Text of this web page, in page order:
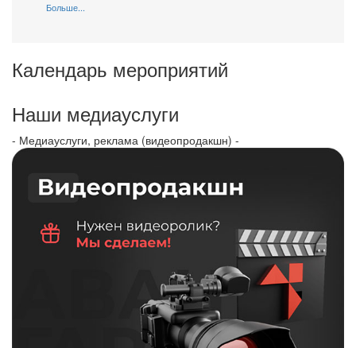
Больше...
Календарь мероприятий
Наши медиауслуги
- Медиауслуги, реклама (видеопродакшн) -